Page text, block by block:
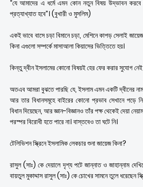
“যে আমাদের এ ধর্মে এমন কোন নতুন বিষয় উদ্ভাবন করবে
প্রত্যাখ্যাত হবে”। (বুখারী ও মুসলিম)
একই ভাবে বাসে চড়া বিমানে চড়া, মেশিনে কাপড় সেলাই
কিনা এগুলো সম্পর্কে মাসাআলা কিয়াসের ভিত্তিতে হয়।
কিন্তু দ্বীন ইসলামের কোনো বিষয়ই হের ফের করার সুযোগ
অতএব আমরা বুঝতে পারছি যে, ইসলাম এমন একটি দ্বীনের
আর তার বিধানসমূহে বাইরের কোনো প্রভাব সেখানে পড়ে
বিধান দিয়েছেন, আর জ্ঞান-বিজ্ঞানও তাঁর পক্ষ থেকেই দেয়া
পরস্পর বিরোধী হতে পারে না। বাস্তবেও তা ঘটে নি।
টেলিভিশন স্ক্রিনে ইসলামিক লেকচার শুনা জায়েজ কিনা?
রাসুল (সাঃ) কে দেয়ালে দৃশ্য পটে জান্নাত ও জাহান্নাম
বায়তুল মুকাদ্দাস রাসুল (সাঃ) কে চোখের সামনে তুলে ধরেছেন